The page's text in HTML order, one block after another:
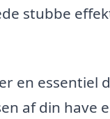
stubbe
en essentiel
af din have